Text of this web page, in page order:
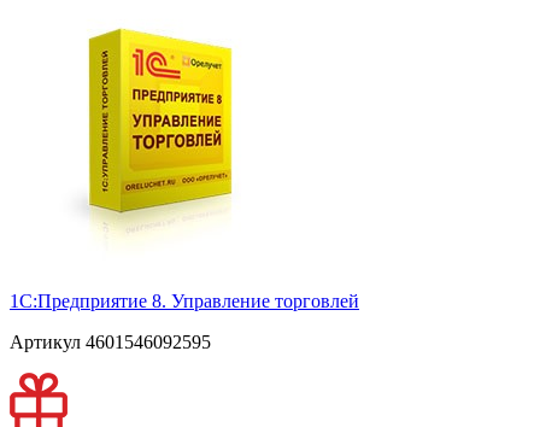
1С:Предприятие 8. Управление торговлей
Артикул 4601546092595